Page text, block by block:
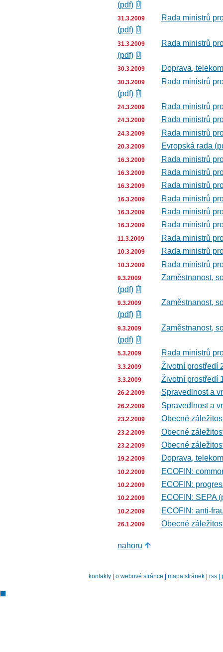
(pdf)
31.3.2009
Rada ministrů
(pdf)
31.3.2009
Rada ministrů
(pdf)
30.3.2009 Doprava,
30.3.2009
Rada ministrů
(pdf)
24.3.2009 Rada ministrů
24.3.2009 Rada ministrů
24.3.2009 Rada ministrů
20.3.2009 Evropská rada
16.3.2009 Rada ministrů
16.3.2009 Rada ministrů
16.3.2009 Rada ministrů
16.3.2009 Rada ministrů
16.3.2009 Rada ministrů
16.3.2009 Rada ministrů
11.3.2009 Rada ministrů
10.3.2009 Rada ministrů
10.3.2009 Rada ministrů
9.3.2009
Zaměstnanost,
(pdf)
9.3.2009
Zaměstnanost,
(pdf)
9.3.2009
Zaměstnanost,
(pdf)
5.3.2009 Rada ministrů
3.3.2009 Životní prostředí
3.3.2009 Životní prostředí
26.2.2009 Spravedlnost a
26.2.2009 Spravedlnost a
23.2.2009 Obecné
23.2.2009 Obecné
23.2.2009 Obecné
19.2.2009 Doprava,
10.2.2009 ECOFIN:
10.2.2009 ECOFIN:
10.2.2009 ECOFIN: SEPA
10.2.2009 ECOFIN: anti-
26.1.2009 Obecné
nahoru
kontakty o webové stránce mapa stránek rss